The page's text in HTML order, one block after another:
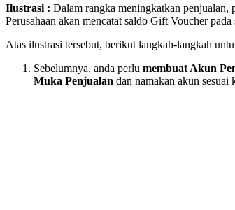
Ilustrasi : Dalam rangka meningkatkan penjualan,
Perusahaan akan mencatat saldo Gift Voucher
Atas ilustrasi tersebut, berikut langkah-langkah
Sebelumnya, anda perlu membuat Akun
Muka Penjualan dan namakan akun